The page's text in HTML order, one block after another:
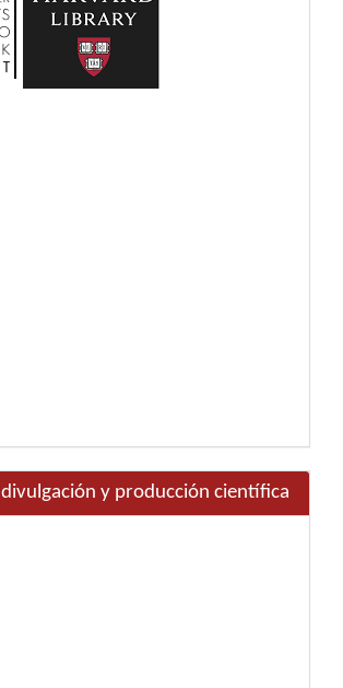
y producción científica